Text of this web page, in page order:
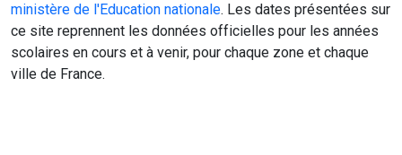
ministère de l'Education nationale. Les dates présentées sur
ce site reprennent les données officielles pour les années
scolaires en cours et à venir, pour chaque zone et chaque
ville de France.